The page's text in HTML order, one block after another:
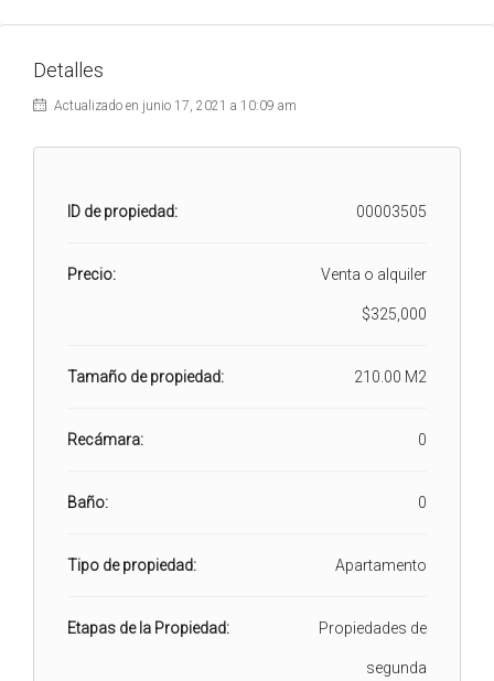
Detalles
Actualizado en junio 17, 2021 a 10:09 am
ID de propiedad: 00003505
Precio: Venta o alquiler
$325,000
Tamaño de propiedad: 210.00 M2
Recámara: 0
Baño: 0
Tipo de propiedad: Apartamento
Etapas de la Propiedad: Propiedades de
segunda